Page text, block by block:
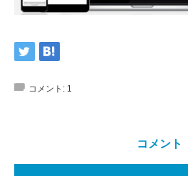
コメント: 1
コメント